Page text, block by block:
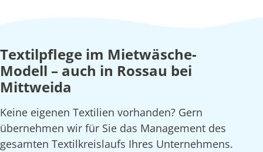
Textilpflege im Mietwäsche-
Modell – auch in Rossau bei
Mittweida
Keine eigenen Textilien vorhanden? Gern
übernehmen wir für Sie das Management des
gesamten Textilkreislaufs Ihres Unternehmens.